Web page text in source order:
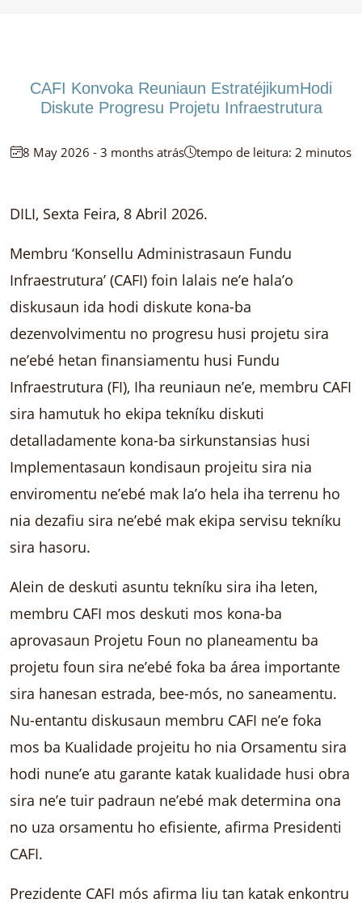
CAFI Konvoka Reuniaun EstratéjikumHodi
Diskute Progresu Projetu Infraestrutura
8 May 2026 - 3 months atrás tempo de leitura: 2 minutos
DILI, Sexta Feira, 8 Abril 2026.
Membru ‘Konsellu Administrasaun Fundu
Infraestrutura’ (CAFI) foin lalais ne’e hala’o
diskusaun ida hodi diskute kona-ba
dezenvolvimentu no progresu husi projetu sira
ne’ebé hetan finansiamentu husi Fundu
Infraestrutura (FI), Iha reuniaun ne’e, membru CAFI
sira hamutuk ho ekipa tekníku diskuti
detalladamente kona-ba sirkunstansias husi
Implementasaun kondisaun projeitu sira nia
enviromentu ne’ebé mak la’o hela iha terrenu ho
nia dezafiu sira ne’ebé mak ekipa servisu tekníku
sira hasoru.
Alein de deskuti asuntu tekníku sira iha leten,
membru CAFI mos deskuti mos kona-ba
aprovasaun Projetu Foun no planeamentu ba
projetu foun sira ne’ebé foka ba área importante
sira hanesan estrada, bee-mós, no saneamentu.
Nu-entantu diskusaun membru CAFI ne’e foka
mos ba Kualidade projeitu ho nia Orsamentu sira
hodi nune’e atu garante katak kualidade husi obra
sira ne’e tuir padraun ne’ebé mak determina ona
no uza orsamentu ho efisiente, afirma Presidenti
CAFI.
Prezidente CAFI mós afirma liu tan katak enkontru